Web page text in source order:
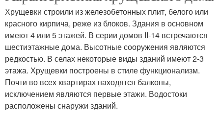
Хрущевки строили из железобетонных плит, белого или
красного кирпича, реже из блоков. Здания в основном
имеют 4 или 5 этажей. В серии домов II-14 встречаются
шестиэтажные дома. Высотные сооружения являются
редкостью. В селах некоторые виды зданий имеют 2-3
этажа. Хрущевки построены в стиле функционализм.
Почти во всех квартирах находятся балконы,
исключением являются первые этажи. Водостоки
расположены снаружи зданий.